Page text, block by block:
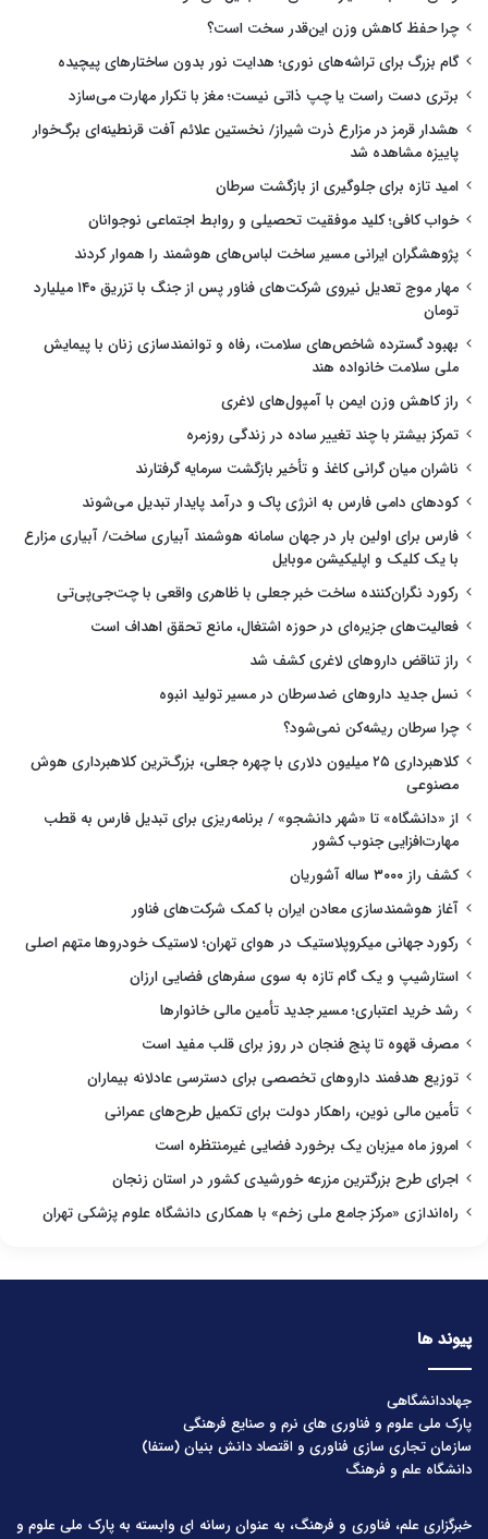
چرا حفظ کاهش وزن این‌قدر سخت است؟
گام بزرگ برای تراشه‌های نوری؛ هدایت نور بدون ساختارهای پیچیده
برتری دست راست یا چپ ذاتی نیست؛ مغز با تکرار مهارت می‌سازد
هشدار قرمز در مزارع ذرت شیراز/ نخستین علائم آفت قرنطینه‌ای برگ‌خوار
پاییزه مشاهده شد
امید تازه برای جلوگیری از بازگشت سرطان
خواب کافی؛ کلید موفقیت تحصیلی و روابط اجتماعی نوجوانان
پژوهشگران ایرانی مسیر ساخت لباس‌های هوشمند را هموار کردند
مهار موج تعدیل نیروی شرکت‌های فناور پس از جنگ با تزریق ۱۴۰ میلیارد
تومان
بهبود گسترده شاخص‌های سلامت، رفاه و توانمندسازی زنان با پیمایش
ملی سلامت خانواده هند
راز کاهش وزن ایمن با آمپول‌های لاغری
تمرکز بیشتر با چند تغییر ساده در زندگی روزمره
ناشران میان گرانی کاغذ و تأخیر بازگشت سرمایه گرفتارند
کودهای دامی فارس به انرژی پاک و درآمد پایدار تبدیل می‌شوند
فارس برای اولین بار در جهان سامانه هوشمند آبیاری ساخت/ آبیاری مزارع
با یک کلیک و اپلیکیشن موبایل
رکورد نگران‌کننده ساخت خبر جعلی با ظاهری واقعی با چت‌جی‌پی‌تی
فعالیت‌های جزیره‌ای در حوزه اشتغال، مانع تحقق اهداف است
راز تناقض داروهای لاغری کشف شد
نسل جدید داروهای ضدسرطان در مسیر تولید انبوه
چرا سرطان ریشه‌کن نمی‌شود؟
کلاهبرداری ۲۵ میلیون دلاری با چهره جعلی، بزرگ‌ترین کلاهبرداری هوش
مصنوعی
از «دانشگاه» تا «شهر دانشجو» / برنامه‌ریزی برای تبدیل فارس به قطب
مهارت‌افزایی جنوب کشور
کشف راز ۳۰۰۰ ساله آشوریان
آغاز هوشمندسازی معادن ایران با کمک شرکت‌های فناور
رکورد جهانی میکروپلاستیک در هوای تهران؛ لاستیک خودروها متهم اصلی
استارشیپ و یک گام تازه به سوی سفرهای فضایی ارزان
رشد خرید اعتباری؛ مسیر جدید تأمین مالی خانوارها
مصرف قهوه تا پنج فنجان در روز برای قلب مفید است
توزیع هدفمند داروهای تخصصی برای دسترسی عادلانه بیماران
تأمین مالی نوین، راهکار دولت برای تکمیل طرح‌های عمرانی
امروز ماه میزبان یک برخورد فضایی غیرمنتظره است
اجرای طرح بزرگترین مزرعه خورشیدی کشور در استان زنجان
راه‌اندازی «مرکز جامع ملی زخم» با همکاری دانشگاه علوم پزشکی تهران
پیوند ها
جهاددانشگاهی
پارک ملی علوم و فناوری های نرم و صنایع فرهنگی
سازمان تجاری سازی فناوری و اقتصاد دانش بنیان (ستفا)
دانشگاه علم و فرهنگ
خبرگزاری علم، فناوری و فرهنگ، به عنوان رسانه ای وابسته به پارک ملی علوم و